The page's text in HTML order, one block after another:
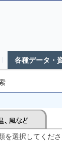
各種データ・
を選択してくだ